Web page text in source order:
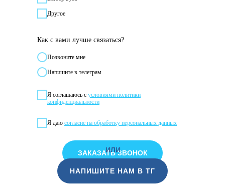
Другое
Как с вами лучше связаться?
Позвонитe мне
Напишите в телеграм
Я соглашаюсь с условиями политики
конфиденциальности
Я даю согласие на обработку персональных данных
ЗАКАЗАТЬ ЗВОНОК
НАПИШИТЕ НАМ В ТГ
ИЛИ